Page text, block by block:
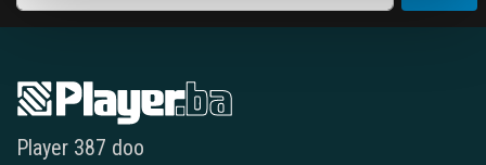
Player 387 doo